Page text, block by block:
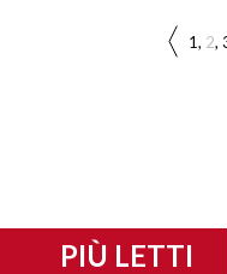
1 2
PIÙ LETTI